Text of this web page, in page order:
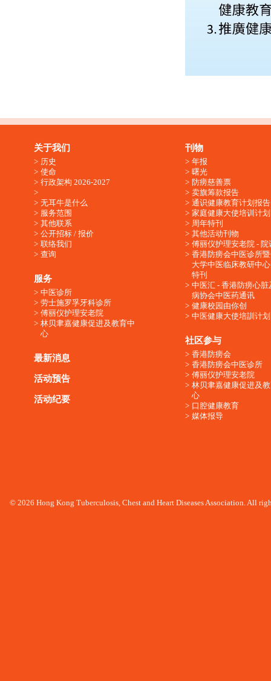
关于我们
历史
使命
行政架构 2026-2027
无耳牛是什么
服务范围
其他联系
公开招标 / 报价
联络我们
查询
服务
中医诊所
劳士施罗孚牙科诊所
傅丽仪护理安老院
林贝聿嘉健康促进及教育中
心
最新消息
活动预告
活动纪要
刊物
年报
曙光
防痨慈善票
卖旗筹款报告
通识健康教育计划报告
家庭健康大使培训计划
周年特刊
其他活动刊物
傅丽仪护理安老院 - 院
香港防痨会中医诊所
大学中医临床教研中
特刊
中医汇 - 香港防痨心脏
病协会中医药通讯
健康校园由你创
中医健康大使培訓计划
社区参与
香港防痨会
香港防痨会中医诊所
傅丽仪护理安老院
林贝聿嘉健康促进及
心
口腔健康教育
媒体报导
© 2026 Hong Kong Tuberculosis, Chest and Heart Diseases Association. All